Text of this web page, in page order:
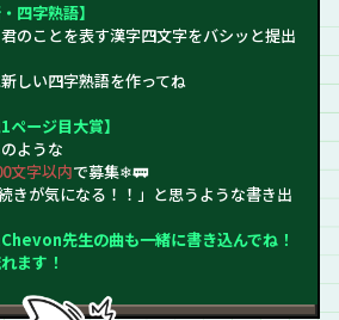
四字熟語】
のことを表す漢字四文字をバシッと提出
しい四字熟語を作ってね
ページ目大賞】
ような
文字以内で募集❄🚃
きが気になる！！」と思うような書き出
先生の曲も一緒に書き込んでね！
ます！